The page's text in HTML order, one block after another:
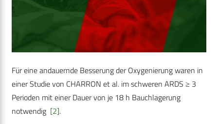
Für eine andauernde Besserung der Oxygenierung waren in
einer Studie von CHARRON et al. im schweren ARDS ≥ 3
Perioden mit einer Dauer von je 18 h Bauchlagerung
notwendig [2].